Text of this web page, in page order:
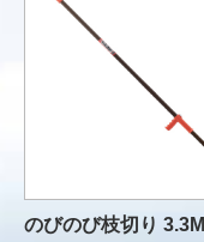
のびのび枝切り 3.3M